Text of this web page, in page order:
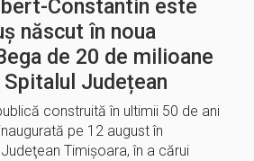
Constantin este
născut în noua
de 20 de milioane
Județean
construită în ultimii 50 de ani
pe 12 august în
Timişoara, în a cărui